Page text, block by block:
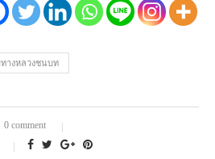
างหลวงชนบท
0 comment